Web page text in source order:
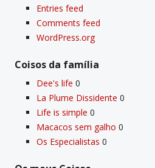
Entries feed
Comments feed
WordPress.org
Coisos da famí­lia
Dee's life 0
La Plume Dissidente 0
Life is simple 0
Macacos sem galho 0
Os Especialistas 0